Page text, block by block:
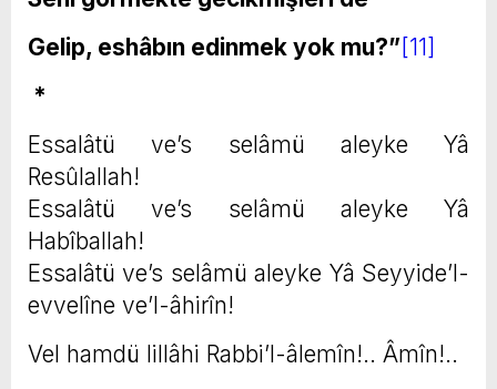
Gelip, eshâbın edinmek yok mu?” [11]
*
Essalâtü ve’s selâmü aleyke Yâ
Resûlallah!
Essalâtü ve’s selâmü aleyke Yâ
Habîballah!
Essalâtü ve’s selâmü aleyke Yâ Seyyide’l-
evvelîne ve’l-âhirîn!
Vel hamdü lillâhi Rabbi’l-âlemîn!.. Âmîn!..